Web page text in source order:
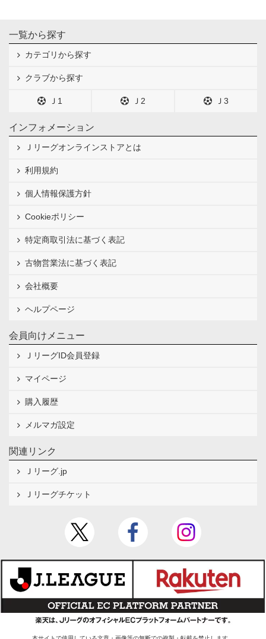
一覧から探す
カテゴリから探す
クラブから探す
Ｊ1 Ｊ2 Ｊ3
インフォメーション
Ｊリーグオンラインストアとは
利用規約
個人情報保護方針
Cookieポリシー
特定商取引法に基づく表記
古物営業法に基づく表記
会社概要
ヘルプページ
会員向けメニュー
ＪリーグID会員登録
マイページ
購入履歴
メルマガ設定
関連リンク
Ｊリーグ.jp
Ｊリーグチケット